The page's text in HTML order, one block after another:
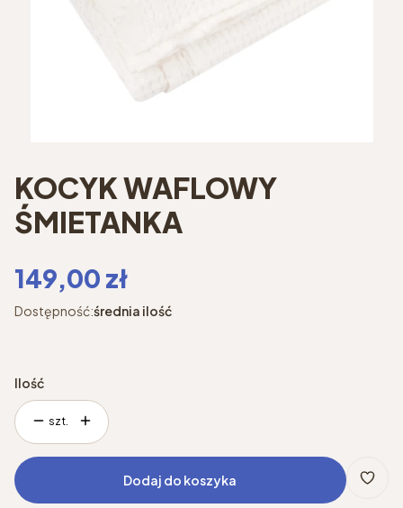
KOCYK WAFLOWY
ŚMIETANKA
Cena
149,00 zł
Dostępność:średnia ilość
Ilość
szt.
Dodaj do koszyka